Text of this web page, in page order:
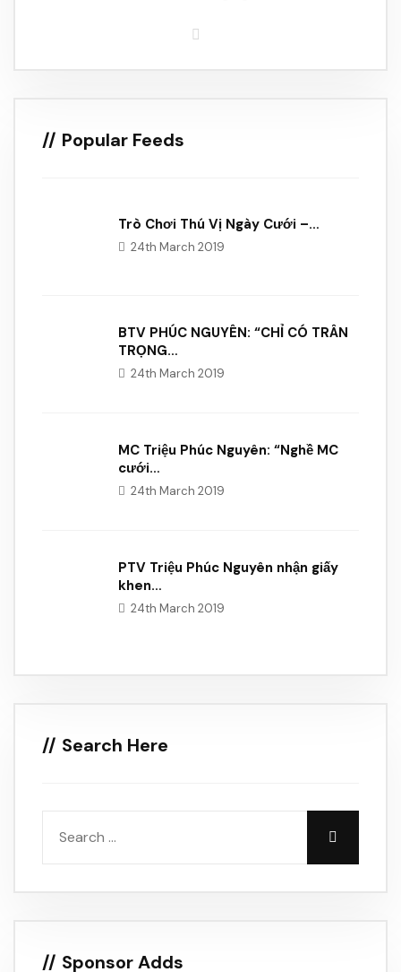
Popular Feeds
Trò Chơi Thú Vị Ngày Cưới –…
24th March 2019
BTV PHÚC NGUYÊN: “CHỈ CÓ TRÂN
TRỌNG…
24th March 2019
MC Triệu Phúc Nguyên: “Nghề MC
cưới…
24th March 2019
PTV Triệu Phúc Nguyên nhận giấy
khen…
24th March 2019
Search Here
Sponsor Adds